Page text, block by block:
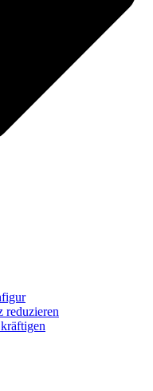
reduzieren